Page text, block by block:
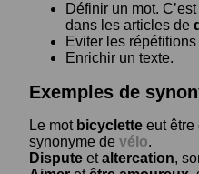
Définir un mot.
dans les articles de
Eviter les
Enrichir un texte.
Exemples de
Le mot bicyclette eut être
synonyme de vélo.
Dispute etaltercation,